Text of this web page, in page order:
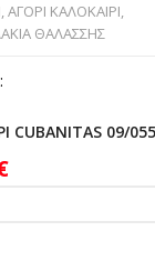
,ΑΓΟΡΙ ΚΑΛΟΚΑΙΡΙ,
ΘΑΛΑΣΣΗΣ
CUBANITAS 09/